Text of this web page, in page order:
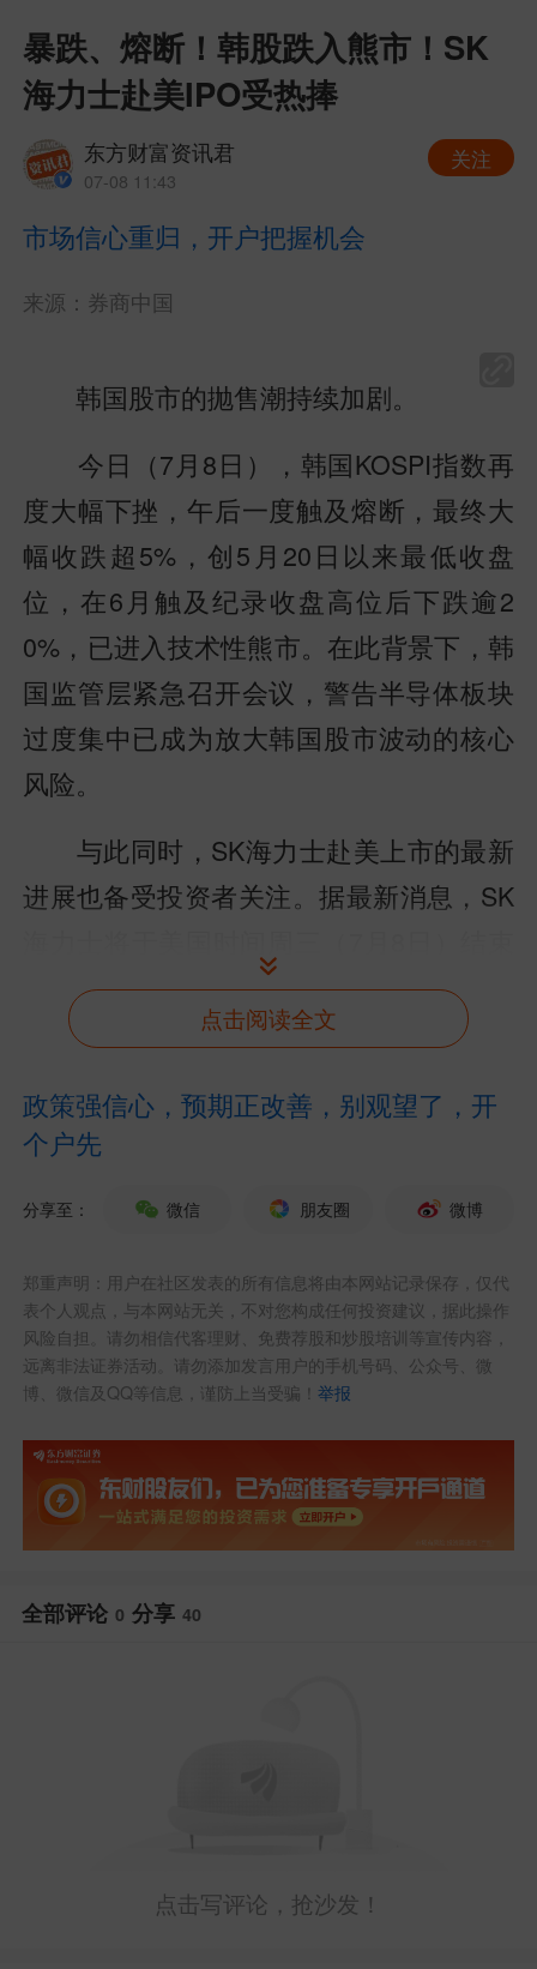
暴跌、熔断！韩股跌入熊市！SK
海力士赴美IPO受热捧
东方财富资讯君
07-08 11:43
关注
市场信心重归，开户把握机会
来源：券商中国
韩国股市的抛售潮持续加剧。
今日（7月8日），韩国KOSPI指数再
度大幅下挫，午后一度触及熔断，最终大
幅收跌超5%，创5月20日以来最低收盘
位，在6月触及纪录收盘高位后下跌逾2
0%，已进入技术性熊市。在此背景下，韩
国监管层紧急召开会议，警告半导体板块
过度集中已成为放大韩国股市波动的核心
风险。
与此同时，SK海力士赴美上市的最新
进展也备受投资者关注。据最新消息，SK
其280亿美元美国存托凭证（ADRs）的簿
记建档，因认购订单已超额认购数倍。
韩股跌入熊市
7月8日午后，韩国股市大幅跳水，韩
国KOSPI指数一度大跌超6%，盘中一度触
6.79点，较6月历史高点大跌逾20%，进入
技术性熊市门槛；三星电子大跌超6%，S
K海力士大跌近6%。
据路透社报道，当地时间周三（7月8
日），韩国财政部长具润哲（Koo Yun-che
ol）召集央行行长及各金融监管机构负责
人举行会议，会后声明称，外资与机构投
问题，称“半导体行业（持仓）集中度日益
提高，已成为推高金融市场波动的因素，
点击阅读全文
政策强信心，预期正改善，别观望了，开
个户先
分享至： 微信 朋友圈 微博
郑重声明：用户在社区发表的所有信息将由本网站记录保存，仅代
表个人观点，与本网站无关，不对您构成任何投资建议，据此操作
风险自担。请勿相信代客理财、免费荐股和炒股培训等宣传内容，
远离非法证券活动。请勿添加发言用户的手机号码、公众号、微
博、微信及QQ等信息，谨防上当受骗！举报
全部评论 0 分享 40
点击写评论，抢沙发！